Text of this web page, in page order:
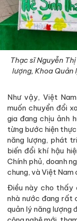
Thạc sĩ Nguyễn
lượng, Khoa Quản
Như vậy, Việt
muốn chuyển đổi
gia đang chịu ảnh
từng bước hiện
năng lượng, phát
biến đổi khí hậu
Chính phủ, doanh
chung, và Việt Nam
Điều này cho thấy
nhà nước đang rất
quản lý năng lượng